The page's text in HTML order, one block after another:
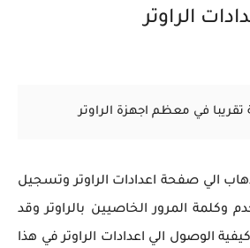
الراوتر
في معظم اجهزة الراوتر
الي صفحة اعدادات الراوتر وتسجيل
وكلمة المرور الخاصيين بالراوتر وقد
الوصول الي اعدادات الراوتر في هذا